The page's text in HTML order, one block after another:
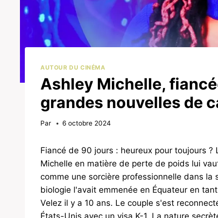
AUTOUR DU CINÉMA
Ashley Michelle,
grandes nouvelles de
Par 6 octobre 2024
Fiancé de 90 jours : heureux pour toujours
Michelle en matière de perte de poids lui
comme une sorcière professionnelle dans la
biologie l'avait emmenée en Équateur en
Velez il y a 10 ans. Le couple s'est